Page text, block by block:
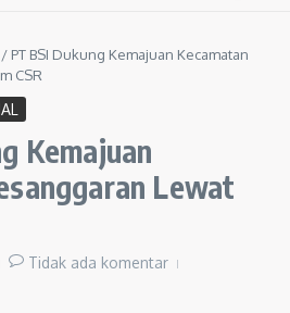
/ PT BSI Dukung Kemajuan Kecamatan
CSR
Kemajuan
Lewat
Tidak ada komentar